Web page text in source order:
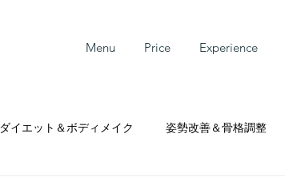
Menu Price Experience
ダイエット＆ボディメイク 姿勢改善＆骨格調整